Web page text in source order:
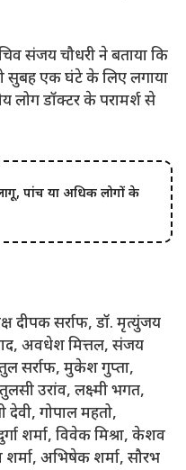
संजय चौधरी ने बताया कि
सुबह एक घंटे के लिए लगाया
लोग डॉक्टर के परामर्श से
पांच या अधिक लोगों के
दीपक सर्राफ, डॉ. मृत्युंजय
अवधेश मित्तल, संजय
सर्राफ, मुकेश गुप्ता,
उरांव, लक्ष्मी भगत,
गोपाल महतो,
शर्मा, विवेक मिश्रा, केशव
अभिषेक शर्मा, सौरभ